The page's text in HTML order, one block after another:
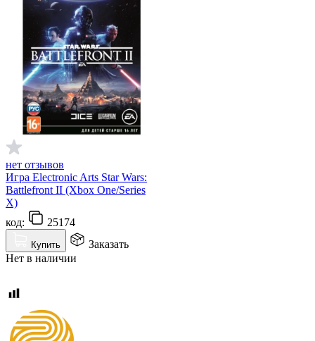
нет отзывов
Игра Electronic Arts Star Wars:
Battlefront II (Xbox One/Series
X)
код:
25174
Купить
Заказать
Нет в наличии